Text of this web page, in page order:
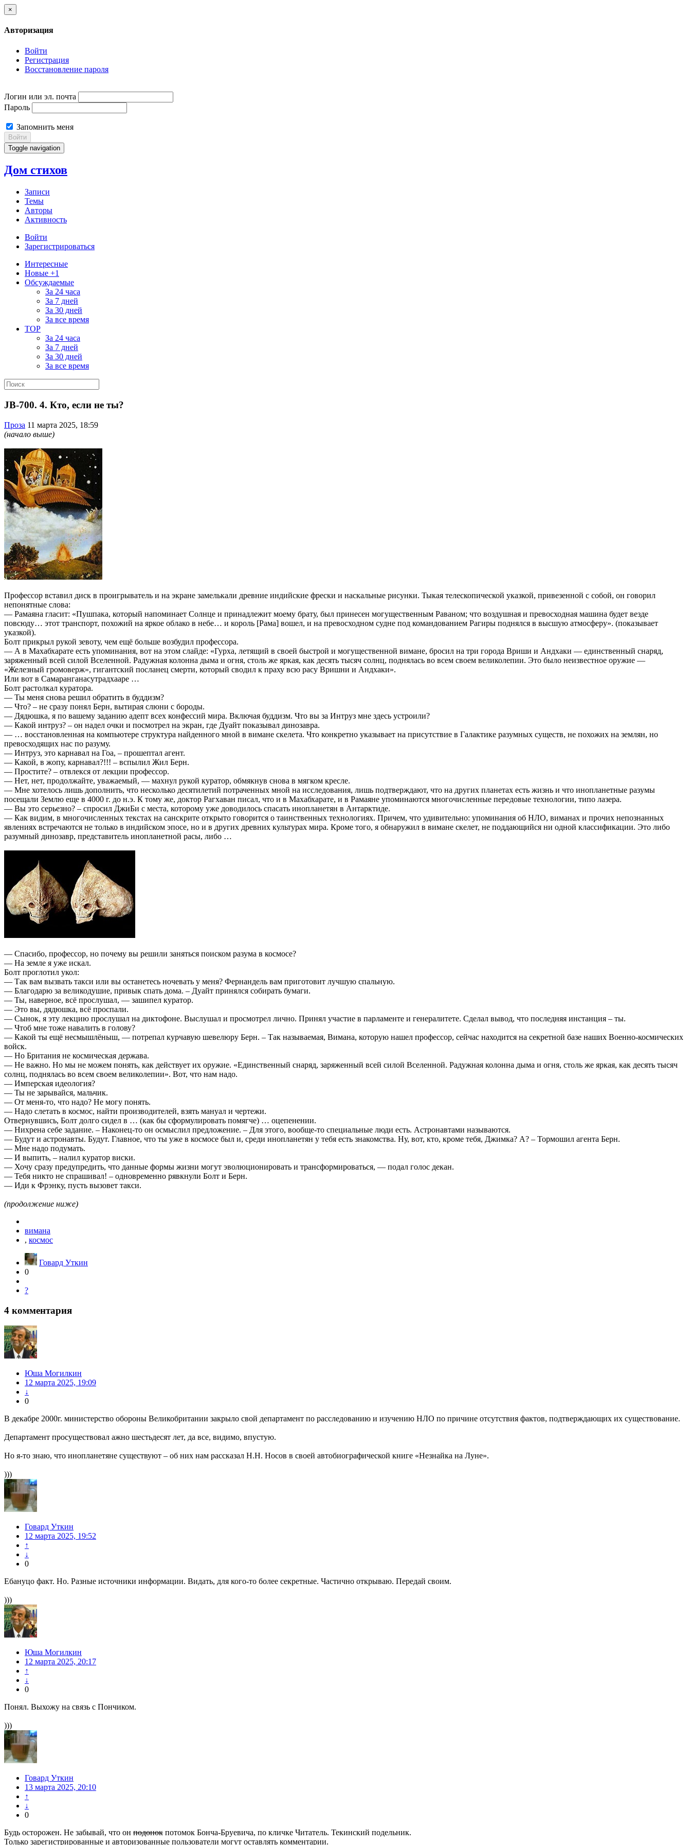
×
Авторизация
Войти
Регистрация
Восстановление пароля
Логин или эл. почта
Пароль
Запомнить меня
Войти
Toggle navigation
Дом стихов
Записи
Темы
Авторы
Активность
Войти
Зарегистрироваться
Интересные
Новые +1
Обсуждаемые
За 24 часа
За 7 дней
За 30 дней
За все время
TOP
За 24 часа
За 7 дней
За 30 дней
За все время
JB-700. 4. Кто, если не ты?
Проза 11 марта 2025, 18:59
(начало выше)
Профессор вставил диск в проигрыватель и на экране замелькали древние индийские фрески и наскальные рисунки. Тыкая телескопической указкой, привезенной с собой, он говорил
непонятные слова:
— Рамаяна гласит: «Пушпака, который напоминает Солнце и принадлежит моему брату, был принесен могущественным Раваном; что воздушная и превосходная машина будет везде
повсюду… этот транспорт, похожий на яркое облако в небе… и король [Рама] вошел, и на превосходном судне под командованием Рагиры поднялся в высшую атмосферу». (показывает
указкой).
Болт прикрыл рукой зевоту, чем ещё больше возбудил профессора.
— А в Махабхарате есть упоминания, вот на этом слайде: «Гурха, летящий в своей быстрой и могущественной вимане, бросил на три города Вриши и Андхаки — единственный снаряд,
заряженный всей силой Вселенной. Радужная колонна дыма и огня, столь же яркая, как десять тысяч солнц, поднялась во всем своем великолепии. Это было неизвестное оружие —
«Железный громоверж», гигантский посланец смерти, который сводил к праху всю расу Вришни и Андхаки».
Или вот в Самаранганасутрадхааре …
Болт растолкал куратора.
— Ты меня снова решил обратить в буддизм?
— Что? – не сразу понял Берн, вытирая слюни с бороды.
— Дядюшка, я по вашему заданию адепт всех конфессий мира. Включая буддизм. Что вы за Интруз мне здесь устроили?
— Какой интруз? – он надел очки и посмотрел на экран, где Дуайт показывал динозавра.
— … восстановленная на компьютере структура найденного мной в вимане скелета. Что конкретно указывает на присутствие в Галактике разумных существ, не похожих на землян, но
превосходящих нас по разуму.
— Интруз, это карнавал на Гоа, – прошептал агент.
— Какой, в жопу, карнавал?!!! – вспылил Жил Берн.
— Простите? – отвлекся от лекции профессор.
— Нет, нет, продолжайте, уважаемый, — махнул рукой куратор, обмякнув снова в мягком кресле.
— Мне хотелось лишь дополнить, что несколько десятилетий потраченных мной на исследования, лишь подтверждают, что на других планетах есть жизнь и что инопланетные разумы
посещали Землю еще в 4000 г. до н.э. К тому же, доктор Рагхаван писал, что и в Махабхарате, и в Рамаяне упоминаются многочисленные передовые технологии, типо лазера.
— Вы это серьезно? – спросил ДжиБи с места, которому уже доводилось спасать инопланетян в Антарктиде.
— Как видим, в многочисленных текстах на санскрите открыто говорится о таинственных технологиях. Причем, что удивительно: упоминания об НЛО, виманах и прочих непознанных
явлениях встречаются не только в индийском эпосе, но и в других древних культурах мира. Кроме того, я обнаружил в вимане скелет, не поддающийся ни одной классификации. Это либо
разумный динозавр, представитель инопланетной расы, либо …
— Спасибо, профессор, но почему вы решили заняться поиском разума в космосе?
— На земле я уже искал.
Болт проглотил укол:
— Так вам вызвать такси или вы останетесь ночевать у меня? Фернандель вам приготовит лучшую спальную.
— Благодарю за великодушие, привык спать дома. – Дуайт принялся собирать бумаги.
— Ты, наверное, всё прослушал, — зашипел куратор.
— Это вы, дядюшка, всё проспали.
— Сынок, я эту лекцию прослушал на диктофоне. Выслушал и просмотрел лично. Принял участие в парламенте и генералитете. Сделал вывод, что последняя инстанция – ты.
— Чтоб мне тоже навалить в голову?
— Какой ты ещё несмышлёныш, — потрепал курчавую шевелюру Берн. – Так называемая, Вимана, которую нашел профессор, сейчас находится на секретной базе наших Военно-космических
войск.
— Но Британия не космическая держава.
— Не важно. Но мы не можем понять, как действует их оружие. «Единственный снаряд, заряженный всей силой Вселенной. Радужная колонна дыма и огня, столь же яркая, как десять тысяч
солнц, поднялась во всем своем великолепии». Вот, что нам надо.
— Имперская идеология?
— Ты не зарывайся, мальчик.
— От меня-то, что надо? Не могу понять.
— Надо слетать в космос, найти производителей, взять мануал и чертежи.
Отвернувшись, Болт долго сидел в … (как бы сформулировать помягче) … оцепенении.
— Нихрена себе задание. – Наконец-то он осмыслил предложение. – Для этого, вообще-то специальные люди есть. Астронавтами называются.
— Будут и астронавты. Будут. Главное, что ты уже в космосе был и, среди инопланетян у тебя есть знакомства. Ну, вот, кто, кроме тебя, Джимка? А? – Тормошил агента Берн.
— Мне надо подумать.
— И выпить, – налил куратор виски.
— Хочу сразу предупредить, что данные формы жизни могут эволюционировать и трансформироваться, — подал голос декан.
— Тебя никто не спрашивал! – одновременно рявкнули Болт и Берн.
— Иди к Фрэнку, пусть вызовет такси.
(продолжение ниже)
вимана
, космос
Говард Уткин
0
?
4 комментария
Юша Могилкин
12 марта 2025, 19:09
↓
0
В декабре 2000г. министерство обороны Великобритании закрыло свой департамент по расследованию и изучению НЛО по причине отсутствия фактов, подтверждающих их существование.
Департамент просуществовал ажно шестьдесят лет, да все, видимо, впустую.
Но я-то знаю, что инопланетяне существуют – об них нам рассказал Н.Н. Носов в своей автобиографической книге «Незнайка на Луне».
)))
Говард Уткин
12 марта 2025, 19:52
↑
↓
0
Ебануцо факт. Но. Разные источники информации. Видать, для кого-то более секретные. Частично открываю. Передай своим.
)))
Юша Могилкин
12 марта 2025, 20:17
↑
↓
0
Понял. Выхожу на связь с Пончиком.
)))
Говард Уткин
13 марта 2025, 20:10
↑
↓
0
Будь осторожен. Не забывай, что он подонок потомок Бонча-Бруевича, по кличке Читатель. Текинский подельник.
Только зарегистрированные и авторизованные пользователи могут оставлять комментарии.